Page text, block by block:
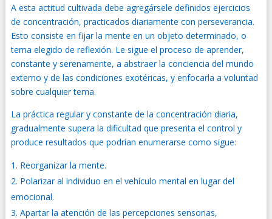
A esta actitud cultivada debe agregársele definidos ejercicios
de concentración, practicados diariamente con perseverancia.
Esto consiste en fijar la mente en un objeto determinado, o
tema elegido de reflexión. Le sigue el proceso de aprender,
constante y serenamente, a abstraer la conciencia del mundo
externo y de las condiciones exotéricas, y enfocarla a voluntad
sobre cualquier tema.
La práctica regular y constante de la concentración diaria,
gradualmente supera la dificultad que presenta el control y
produce resultados que podrían enumerarse como sigue:
Reorganizar la mente.
Polarizar al individuo en el vehículo mental en lugar del
emocional.
Apartar la atención de las percepciones sensorias,